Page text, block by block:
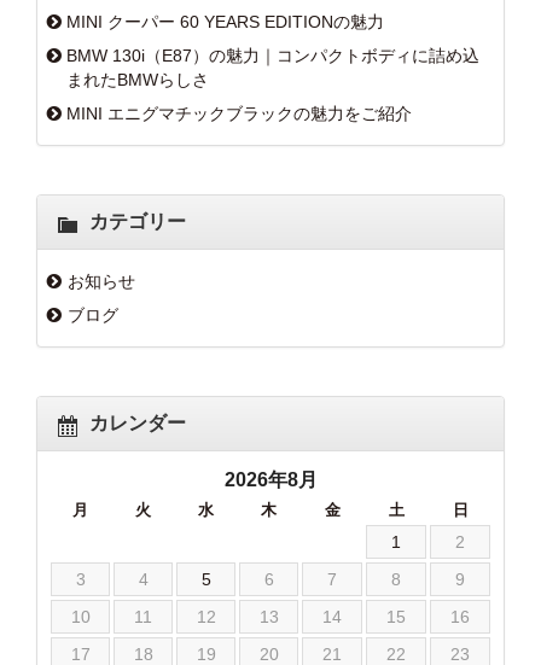
MINI クーパー 60 YEARS EDITIONの魅力
BMW 130i（E87）の魅力｜コンパクトボディに詰め込
まれたBMWらしさ
MINI エニグマチックブラックの魅力をご紹介
カテゴリー
お知らせ
ブログ
カレンダー
2026年8月
月 火 水 木 金 土 日
1
2
3
4 5 6 7 8
9
10
11 12 13 14 15
16
17
18 19 20 21 22
23